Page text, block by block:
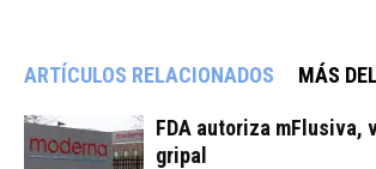
ARTÍCULOS RELACIONADOS MÁS
FDA autoriza mFlusiva,
gripal